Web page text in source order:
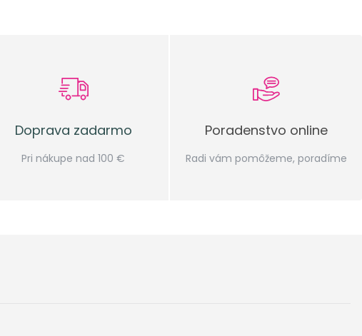
Doprava zadarmo
Pri nákupe nad 100 €
Poradenstvo online
Radi vám pomôžeme, poradíme